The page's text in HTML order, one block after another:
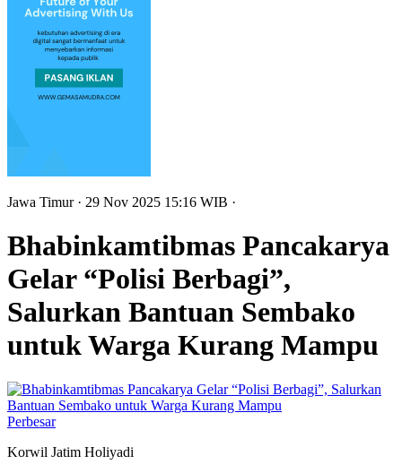
Jawa Timur · 29 Nov 2025 15:16 WIB ·
Bhabinkamtibmas Pancakarya
Gelar “Polisi Berbagi”,
Salurkan Bantuan Sembako
untuk Warga Kurang Mampu
Perbesar
Korwil Jatim Holiyadi